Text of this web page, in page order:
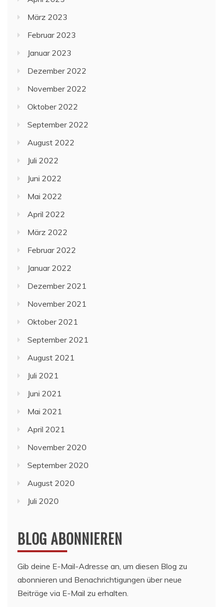
März 2023
Februar 2023
Januar 2023
Dezember 2022
November 2022
Oktober 2022
September 2022
August 2022
Juli 2022
Juni 2022
Mai 2022
April 2022
März 2022
Februar 2022
Januar 2022
Dezember 2021
November 2021
Oktober 2021
September 2021
August 2021
Juli 2021
Juni 2021
Mai 2021
April 2021
November 2020
September 2020
August 2020
Juli 2020
BLOG ABONNIEREN
Gib deine E-Mail-Adresse an, um diesen Blog zu
abonnieren und Benachrichtigungen über neue
Beiträge via E-Mail zu erhalten.